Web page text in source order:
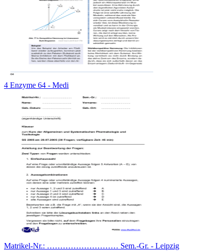
4 Enzyme 64 - Medi
Matrikel-Nr.: ……………………… Sem.-Gr. - Leipzig